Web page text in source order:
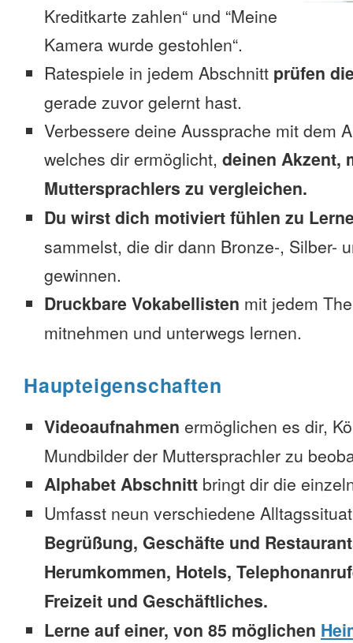
Kreditkarte zahlen“ und “Meine
Kamera wurde gestohlen“.
Ratespiele in jedem Abschnitt prüfen
gerade zuvor gelernt hast.
Verbessere deine Aussprache mit dem
welches dir ermöglicht, deinen Akzent,
Muttersprachlers zu vergleichen.
Du wirst dich motiviert fühlen zu
sammelst, die dir dann Bronze-, Silber-
gewinnen.
Druckbare Vokabellisten mit jedem
mitnehmen und unterwegs lernen.
Haupteigenschaften
Videoaufnahmen ermöglichen es dir,
Mundbilder der Muttersprachler zu
Alphabet Abschnitt bringt dir die
Umfasst neun verschiedene
Begrüßung, Geschäfte und
Herumkommen, Hotels,
Freizeit und Geschäftliches.
Lerne auf einer, von 85 möglichen